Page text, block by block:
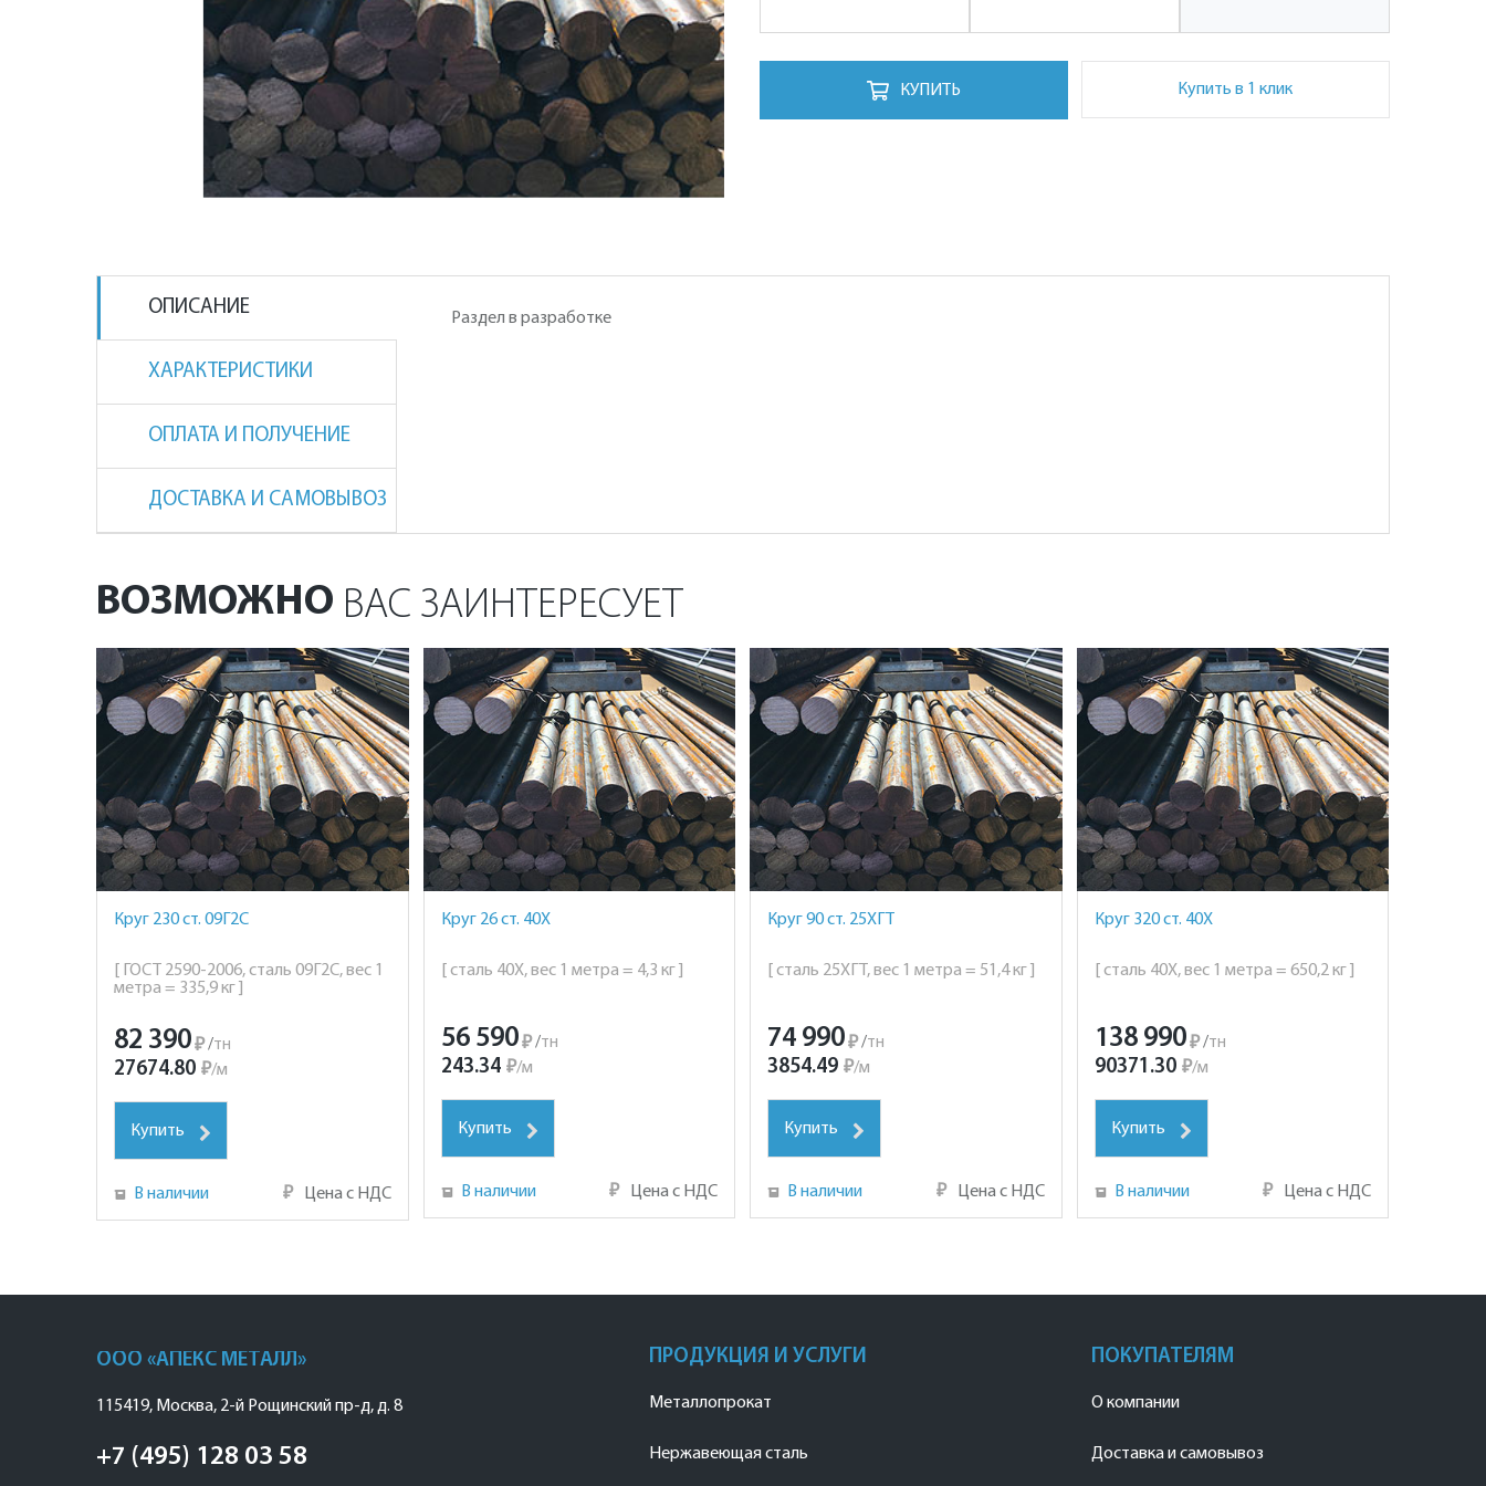
КУПИТЬ Купить в 1 клик
ОПИСАНИЕ
ХАРАКТЕРИСТИКИ
ОПЛАТА И ПОЛУЧЕНИЕ
ДОСТАВКА И САМОВЫВОЗ
Раздел в разработке
ВОЗМОЖНО ВАС ЗАИНТЕРЕСУЕТ
Круг 230 ст. 09Г2С
[ ГОСТ 2590-2006, сталь 09Г2С, вес 1
метра = 335,9 кг ]
82 390₽ /тн
27674.80 ₽/м
Купить
В наличии ₽ Цена с НДС
Круг 26 ст. 40Х
[ сталь 40Х, вес 1 метра = 4,3 кг ]
56 590 ₽ /тн
243.34 ₽/м
Купить
В наличии ₽ Цена с НДС
Круг 90 ст. 25ХГТ
[ сталь 25ХГТ, вес 1 метра = 51,4 кг ]
74 990₽ /тн
3854.49 ₽/м
Купить
В наличии ₽ Цена с НДС
Круг 320 ст. 40Х
[ сталь 40Х, вес 1 метра = 650,2 кг ]
138 990 ₽ /тн
90371.30 ₽/м
Купить
В наличии ₽ Цена с НДС
ООО «АПЕКС МЕТАЛЛ»
115419, Москва, 2-й Рощинский пр-д, д. 8
+7 (495) 128 03 58
ПРОДУКЦИЯ И УСЛУГИ
Металлопрокат
Нержавеющая сталь
ПОКУПАТЕЛЯМ
О компании
Доставка и самовывоз